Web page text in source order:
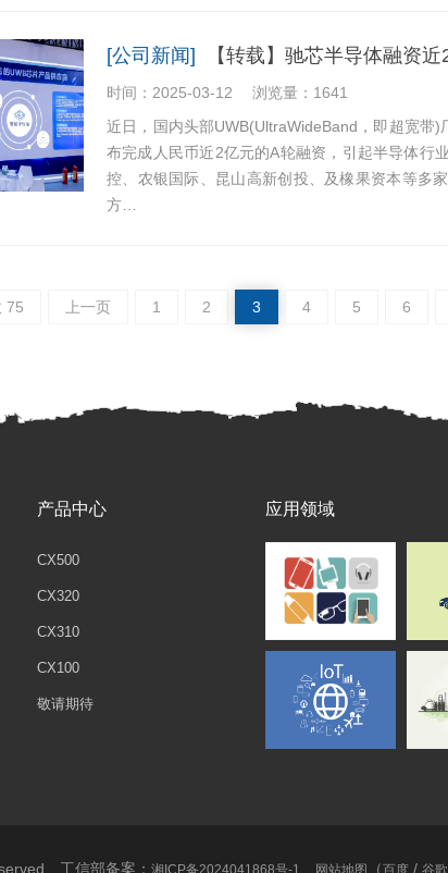
[公司新闻] 【转载】驰芯半导体融资
时间：2025-03-12
浏览量：1641
近日，国内头部UWB(UltraWideBand，即超宽带
布完成人民币近2亿元的A轮融资，引起半导体行
控、农银国际、昆山高新创投、及橡果资本等多
方…
75 上一页 1 2 3 4 5 6
产品中心
CX500
CX320
CX310
CX100
敬请期待
应用领域
工信部备案： 湘ICP备2024041868号-1 网站地图 （百度 / 谷歌